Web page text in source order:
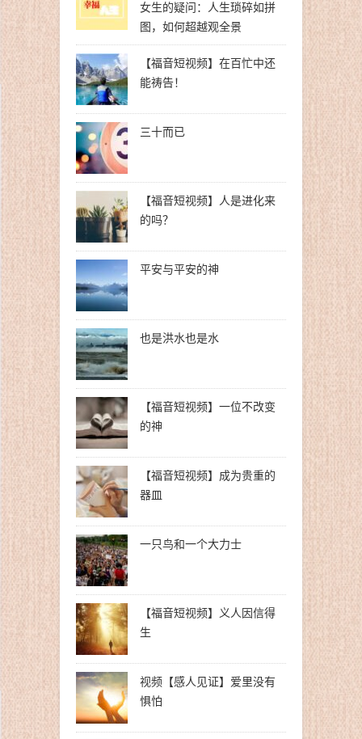
女生的疑问：人生琐碎如拼
图，如何超越观全景
【福音短视频】在百忙中还
能祷告！
三十而已
【福音短视频】人是进化来
的吗？
平安与平安的神
也是洪水也是水
【福音短视频】一位不改变
的神
【福音短视频】成为贵重的
器皿
一只鸟和一个大力士
【福音短视频】义人因信得
生
视频【感人见证】爱里没有
惧怕